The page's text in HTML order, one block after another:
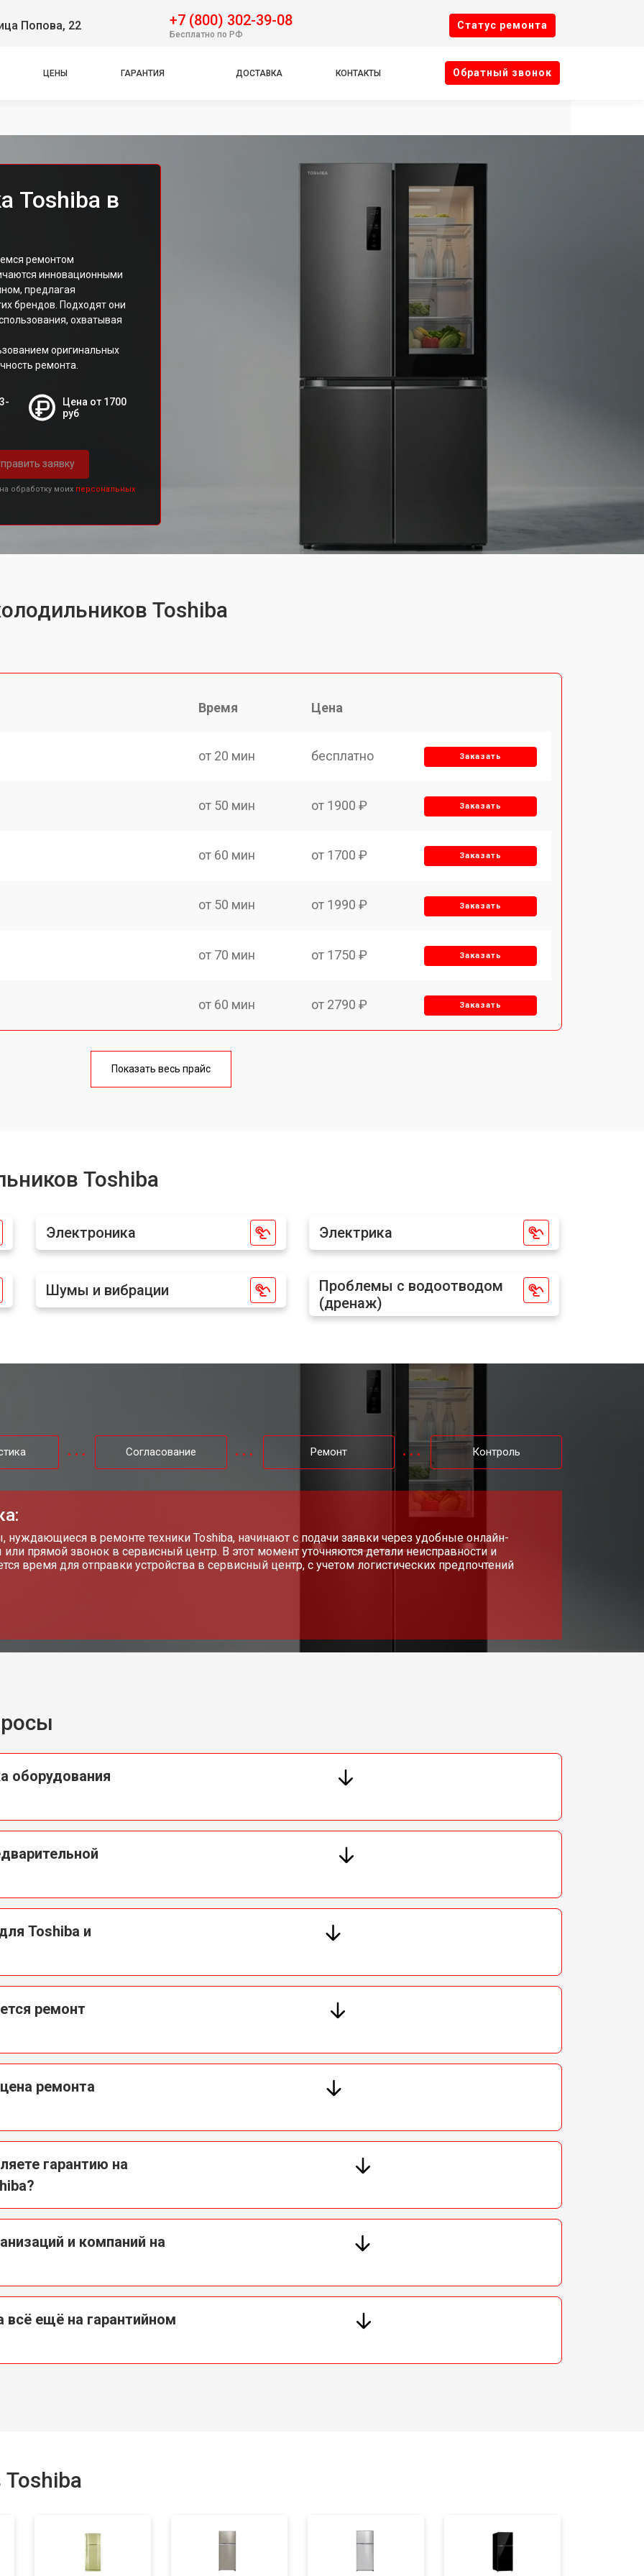
Попова, 22 +7 (800) 302-39-08
Бесплатно по РФ
Cтатус ремонта
ЦЕНЫ ГАРАНТИЯ ДОСТАВКА КОНТАКТЫ Oбратный звонок
Toshiba в
ремонтом
инновационными
предлагая
брендов. Подходят они
охватывая
оригинальных
ремонта.
Цена от 1700
руб
заявку
обработку моих персональных
Toshiba
Время Цена
от 20 мин бесплатно Заказать
от 50 мин от 1900 ₽ Заказать
от 60 мин от 1700 ₽ Заказать
от 50 мин от 1990 ₽ Заказать
от 70 мин от 1750 ₽ Заказать
от 60 мин от 2790 ₽ Заказать
от 60 мин
от 70 мин от 1810 ₽ Заказать
мейн платы) от 50 мин от 1700 ₽
Заказать
от 130 мин от 4750 ₽ Заказать
от 80 мин от 2550 ₽ Заказать
от 80 мин от 2550 ₽ Заказать
Показать весь прайс
Toshiba
Электроника Электрика
Шумы и вибрации
Проблемы с водоотводом
(дренаж)
Согласование Ремонт Контроль
нуждающиеся в ремонте техники Toshiba, начинают с подачи заявки через удобные онлайн-
или прямой звонок в сервисный центр. В этот момент уточняются детали неисправности и
время для отправки устройства в сервисный центр, с учетом логистических предпочтений
оборудования
Toshiba и
ремонт
ремонта
гарантию на
и компаний на
всё ещё на гарантийном